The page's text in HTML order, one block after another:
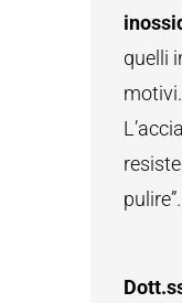
quelli
motivi.
pulire”.